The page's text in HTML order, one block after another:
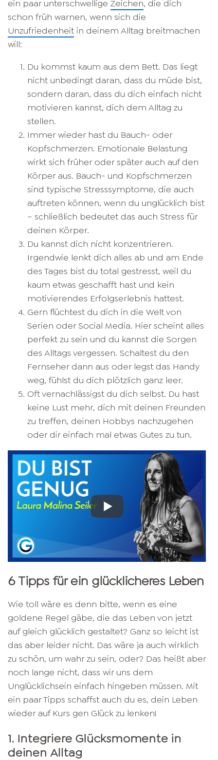
ein paar unterschwellige Zeichen, die dich
schon früh warnen, wenn sich die
Unzufriedenheit in deinem Alltag breitmachen
will:
Du kommst kaum aus dem Bett. Das liegt
nicht unbedingt daran, dass du müde bist,
sondern daran, dass du dich einfach nicht
motivieren kannst, dich dem Alltag zu
stellen.
Immer wieder hast du Bauch- oder
Kopfschmerzen. Emotionale Belastung
wirkt sich früher oder später auch auf den
Körper aus. Bauch- und Kopfschmerzen
sind typische Stresssymptome, die auch
auftreten können, wenn du unglücklich bist
– schließlich bedeutet das auch Stress für
deinen Körper.
Du kannst dich nicht konzentrieren.
Irgendwie lenkt dich alles ab und am Ende
des Tages bist du total gestresst, weil du
kaum etwas geschafft hast und kein
motivierendes Erfolgserlebnis hattest.
Gern flüchtest du dich in die Welt von
Serien oder Social Media. Hier scheint alles
perfekt zu sein und du kannst die Sorgen
des Alltags vergessen. Schaltest du den
Fernseher dann aus oder legst das Handy
weg, fühlst du dich plötzlich ganz leer.
Oft vernachlässigst du dich selbst. Du hast
keine Lust mehr, dich mit deinen Freunden
zu treffen, deinen Hobbys nachzugehen
oder dir einfach mal etwas Gutes zu tun.
6 Tipps für ein glücklicheres Leben
Wie toll wäre es denn bitte, wenn es eine
goldene Regel gäbe, die das Leben von jetzt
auf gleich glücklich gestaltet? Ganz so leicht ist
das aber leider nicht. Das wäre ja auch wirklich
zu schön, um wahr zu sein, oder? Das heißt aber
noch lange nicht, dass wir uns dem
Unglücklichsein einfach hingeben müssen. Mit
ein paar Tipps schaffst auch du es, dein Leben
wieder auf Kurs gen Glück zu lenken!
1. Integriere Glücksmomente in
deinen Alltag